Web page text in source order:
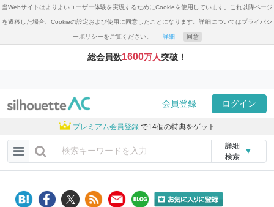
当Webサイトはよりよいユーザー体験を実現するためにCookieを使用しています。これ以降ページ
を遷移した場合、Cookieの設定および使用に同意したことになります。詳細についてはプライバシ
ーポリシーをご覧ください。 詳細 同意
総会員数1600万人突破！
会員登録 ログイン
プレミアム会員登録 で14個の特典をゲット
詳細
検索
▼